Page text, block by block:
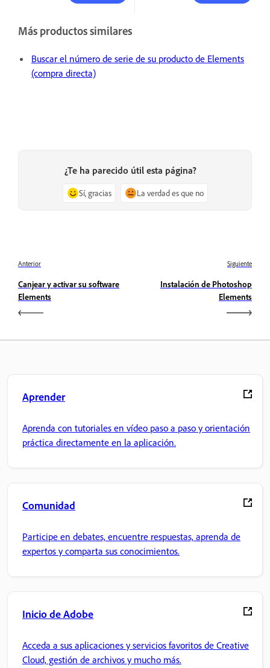
Más productos similares
Buscar el número de serie de su producto de Elements
(compra directa)
¿Te ha parecido útil esta página?
Sí, gracias La verdad es que no
Anterior
Canjear y activar su software
Elements
Siguiente
Instalación de Photoshop
Elements
Aprender
Aprenda con tutoriales en vídeo paso a paso y orientación
práctica directamente en la aplicación.
Comunidad
Participe en debates, encuentre respuestas, aprenda de
expertos y comparta sus conocimientos.
Inicio de Adobe
Acceda a sus aplicaciones y servicios favoritos de Creative
Cloud, gestión de archivos y mucho más.